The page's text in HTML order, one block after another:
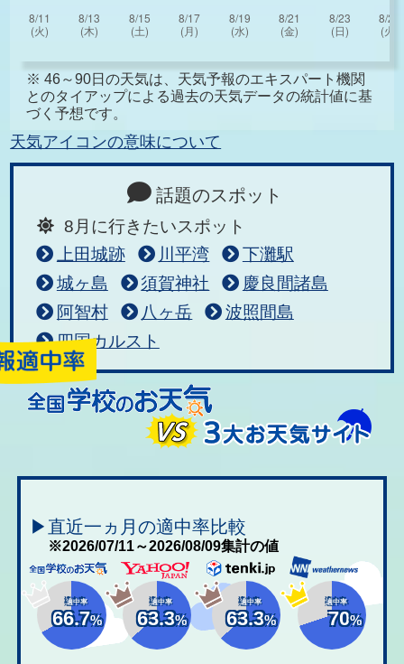
※ 46～90日の天気は、天気予報のエキスパート機関
とのタイアップによる過去の天気データの統計値に基
づく予想です。
天気アイコンの意味について
話題のスポット
8月に行きたいスポット
上田城跡
川平湾
下灘駅
城ヶ島
須賀神社
慶良間諸島
阿智村
八ヶ岳
波照間島
四国カルスト
▶直近一ヵ月の適中率比較
※2026/07/11～2026/08/09集計の値
適中率
66.7%
適中率
63.3%
適中率
63.3%
適中率
70%